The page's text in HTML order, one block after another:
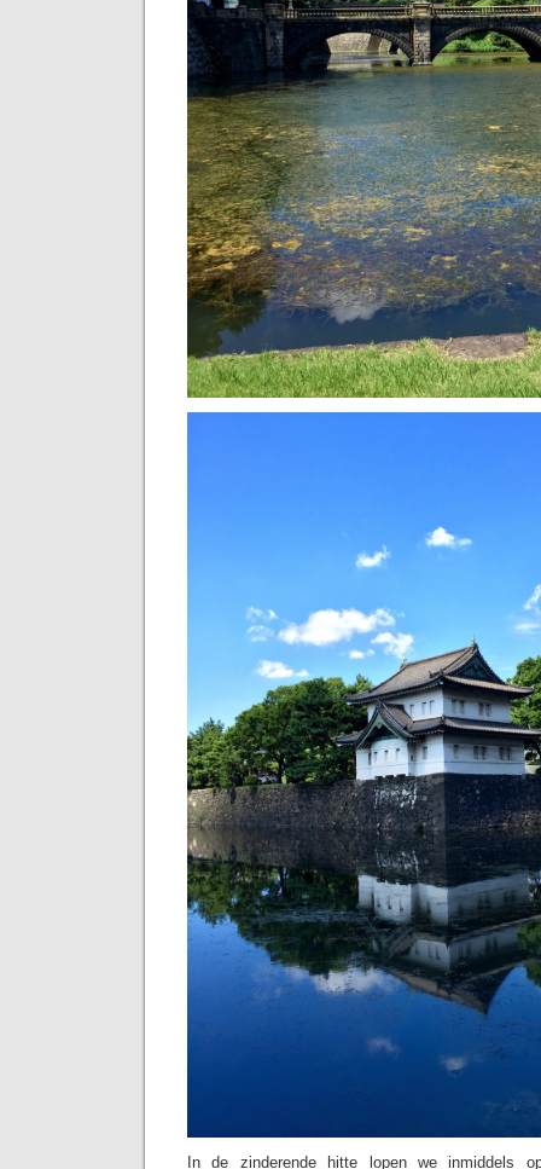
In de zinderende hitte lopen we inmiddels